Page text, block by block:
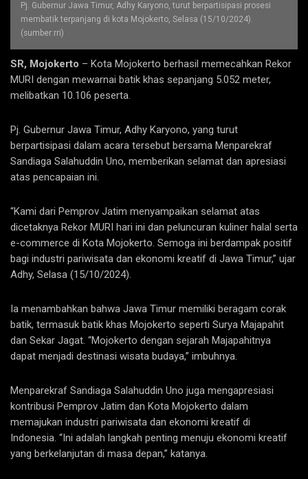
Pj. Gubernur Jawa Timur, Adhy Karyono, turut berpartisipasi prosesi
membatik terpanjang di kota Mojokerto, Selasa (15/10/2024).
(sumber:rri)
SR, Mojokerto – Kota Mojokerto berhasil memecahkan Rekor
MURI dengan mewarnai batik khas sepanjang 5.052 meter,
melibatkan 10.106 peserta.
Pj. Gubernur Jawa Timur, Adhy Karyono, yang turut
berpartisipasi dalam acara tersebut bersama Menparekraf
Sandiaga Salahuddin Uno, memberikan selamat dan apresiasi
atas pencapaian ini.
“Kami dari Pemprov Jatim menyampaikan selamat atas
dicetaknya Rekor MURI hari ini dan peluncuran kuliner halal serta
e-commerce di Kota Mojokerto. Semoga ini berdampak positif
bagi industri pariwisata dan ekonomi kreatif di Jawa Timur,” ujar
Adhy, Selasa (15/10/2024).
Ia menambahkan bahwa Jawa Timur memiliki beragam corak
batik, termasuk batik khas Mojokerto seperti Surya Majapahit
dan Sekar Jagat. “Mojokerto dengan sejarah Majapahitnya
dapat menjadi destinasi wisata budaya,” imbuhnya.
Menparekraf Sandiaga Salahuddin Uno juga mengapresiasi
kontribusi Pemprov Jatim dan Kota Mojokerto dalam
memajukan industri pariwisata dan ekonomi kreatif di
Indonesia. “Ini adalah langkah penting menuju ekonomi kreatif
yang berkelanjutan di masa depan,” katanya.